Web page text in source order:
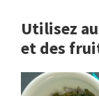
Utilisez
et des